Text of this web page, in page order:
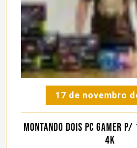
17 de novembro
Montando dois PC gamer p/
4k